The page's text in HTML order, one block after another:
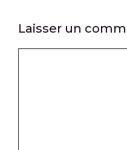
Laisser un